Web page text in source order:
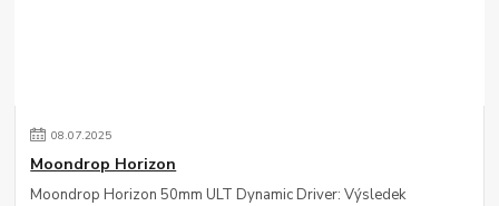
08.07.2025
Moondrop Horizon
Moondrop Horizon 50mm ULT Dynamic Driver: Výsledek